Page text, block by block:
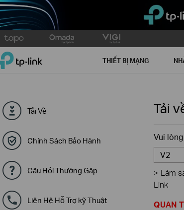
TP-Link, Reliably Smart THIẾT BỊ MẠNG
Tải Về
Chính Sách Bảo Hành
Câu Hỏi Thường Gặp
Liên Hệ Hỗ Trợ kỹ Thuật
Tải
Vui
V2
> Làm
Link
QUAN